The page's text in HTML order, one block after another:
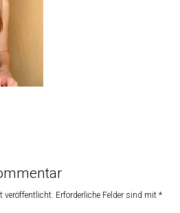
veröffentlicht. Erforderliche Felder sind mit *